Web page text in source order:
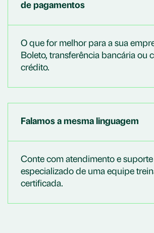
de pagamentos
O que for melhor para a sua
Boleto, transferência bancária ou
crédito.
Falamos a mesma linguagem
Conte com atendimento e suporte
especializado de uma equipe
certificada.